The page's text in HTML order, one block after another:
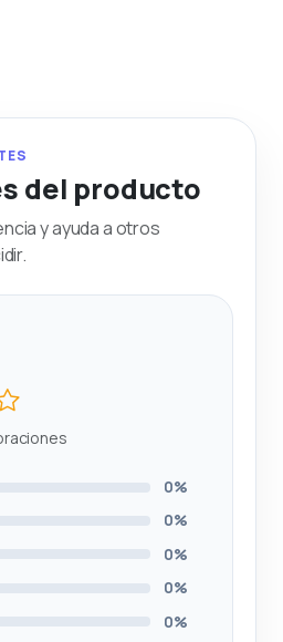
del producto
y ayuda a otros
0%
0%
0%
0%
0%